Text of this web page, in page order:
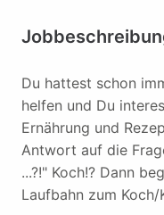
Du hattest schon
helfen und Du
Ernährung und
Antwort auf die
...?!" Koch!? Dann
Laufbahn zum Koch/